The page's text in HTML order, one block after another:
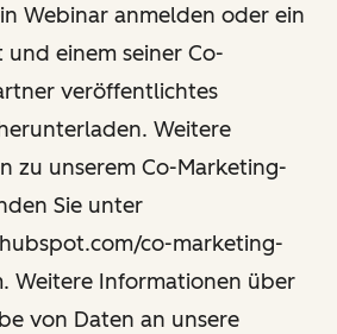
Webinar anmelden oder ein
einem seiner Co-
veröffentlichtes
Weitere
zu unserem Co-Marketing-
Sie unter
co-marketing-
Weitere Informationen über
von Daten an unsere